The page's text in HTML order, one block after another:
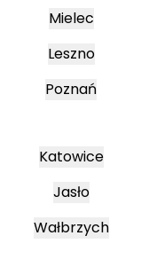
Mielec
Leszno
Poznań
Katowice
Jasło
Wałbrzych